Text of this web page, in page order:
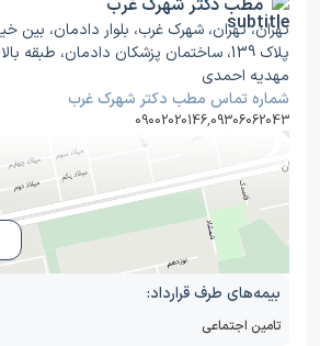
مطب دکتر شهرک غرب
تهران، تهران، شهرک غرب، بلوار دادمان، بین
پلاک 139، ساختمان پزشکان دادمان، طبقه
مهدیه احمدی
شماره تماس مطب دکتر شهرک غرب
09002020146,09306062043
بیمه‌های طرف قرارداد:
تامین اجتماعی